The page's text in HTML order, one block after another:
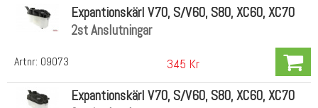
Artnr: 09073
Expantionskärl V70, S/V60, S80, XC60, XC70
2st Anslutningar
345 Kr
Expantionskärl V70, S/V60, S80, XC60, XC70